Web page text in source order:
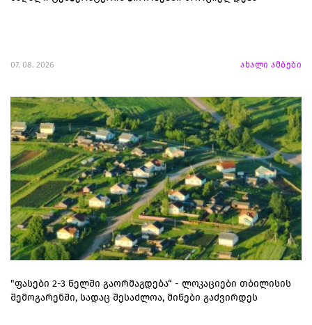
07. 08. 2026 ახალი ამბები
"ფასები 2-3 წელში გაორმაგდება“ - ლოკაციები თბილისის
შემოგარენში, სადაც შესაძლოა, მიწები გაძვირდეს